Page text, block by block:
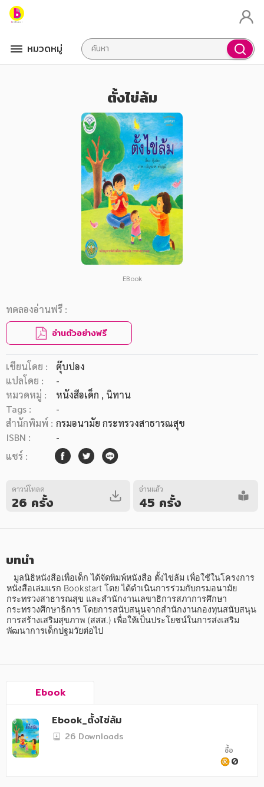
หมวดหมู่
หมวดหมู่หนังสือ
หนังสือเสียง
ตั้งไข่ล้ม
EBook
ทดลองอ่านฟรี :
อ่านตัวอย่างฟรี
เขียนโดย :
ตุ๊บปอง
แปลโดย :
-
หมวดหมู่ :
หนังสือเด็ก , นิทาน
Tags :
-
สำนักพิมพ์ : กรมอนามัย กระทรวงสาธารณสุข
ISBN :
-
แชร์ :
ดาวน์โหลด
26 ครั้ง
อ่านแล้ว
45 ครั้ง
บทนำ
หนังสือเล่มแรก Bookstart โดย ได้ดำเนินการร่วมกับกรมอนามัย
กระทรวงสาธารณสุข และสำนักงานเลขาธิการสภาการศึกษา
กระทรวงศึกษาธิการ โดยการสนับสนุนจากสำนักงานกองทุนสนับสนุน
การสร้างเสริมสุขภาพ (สสส.) เพื่อให้เป็นประโยชน์ในการส่งเสริม
พัฒนาการเด็กปฐมวัยต่อไป
Ebook
Ebook_ตั้งไข่ล้ม
26 Downloads
ซื้อ
0